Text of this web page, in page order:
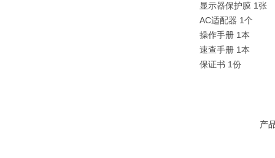
显示器保护膜 1张
AC适配器 1个
操作手册 1本
速查手册 1本
保证书 1份
产